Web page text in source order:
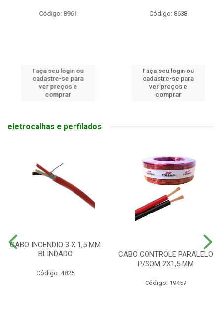
Código: 8961
Faça seu login ou
cadastre-se para
ver preços e
comprar
Código: 8638
Faça seu login ou
cadastre-se para
ver preços e
comprar
eletrocalhas e perfilados
CABO INCENDIO 3 X 1,5 MM
BLINDADO
Código: 4825
CABO CONTROLE PARALELO
P/SOM 2X1,5 MM
Código: 19459